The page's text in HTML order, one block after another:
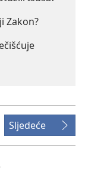
Zakon?
Sljedeće